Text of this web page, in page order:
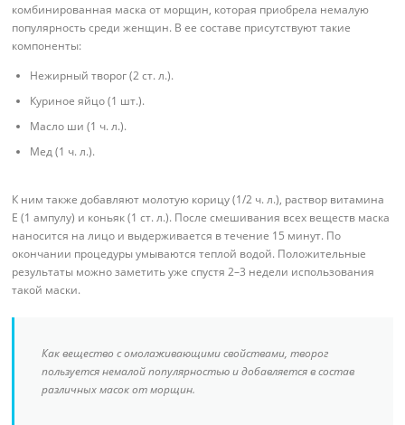
комбинированная маска от морщин, которая приобрела немалую
популярность среди женщин. В ее составе присутствуют такие
компоненты:
Нежирный творог (2 ст. л.).
Куриное яйцо (1 шт.).
Масло ши (1 ч. л.).
Мед (1 ч. л.).
К ним также добавляют молотую корицу (1/2 ч. л.), раствор витамина
E (1 ампулу) и коньяк (1 ст. л.). После смешивания всех веществ маска
наносится на лицо и выдерживается в течение 15 минут. По
окончании процедуры умываются теплой водой. Положительные
результаты можно заметить уже спустя 2–3 недели использования
такой маски.
Как вещество с омолаживающими свойствами, творог
пользуется немалой популярностью и добавляется в состав
различных масок от морщин.